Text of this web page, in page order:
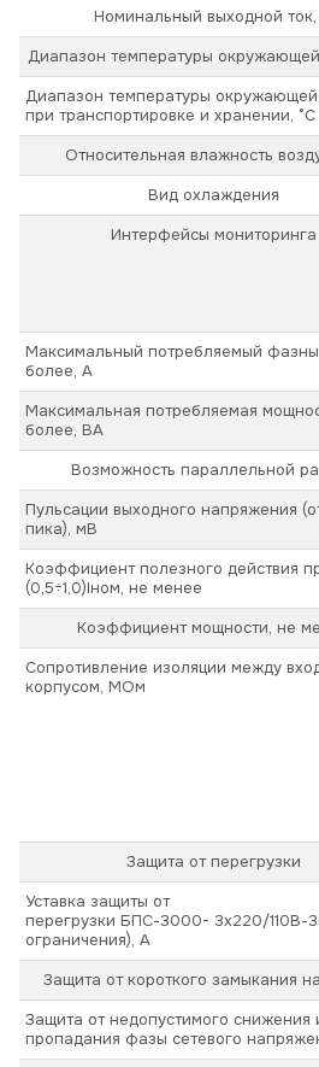
Номинальный выходной
Диапазон температуры
Диапазон температуры
при транспортировке и хранении, °С
Относительная влажность
Вид охлаждения
Интерфейсы мониторинга
Максимальный потребляемый
более, А
Максимальная потребляемая
более, ВА
Возможность параллельной
Пульсации выходного напряжения
пика), мВ
Коэффициент полезного действия
(0,5÷1,0)Iном, не менее
Коэффициент мощности, не
Сопротивление изоляции между
корпусом, МОм
Защита от перегрузки
Уставка защиты от
перегрузки БПС-3000- 3х220/110В-
ограничения), А
Защита от короткого замыкания
Защита от недопустимого снижения
пропадания фазы сетевого